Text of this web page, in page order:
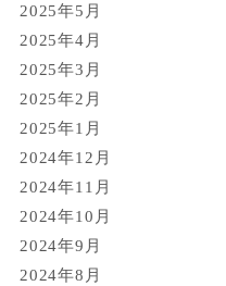
2025年5月
2025年4月
2025年3月
2025年2月
2025年1月
2024年12月
2024年11月
2024年10月
2024年9月
2024年8月